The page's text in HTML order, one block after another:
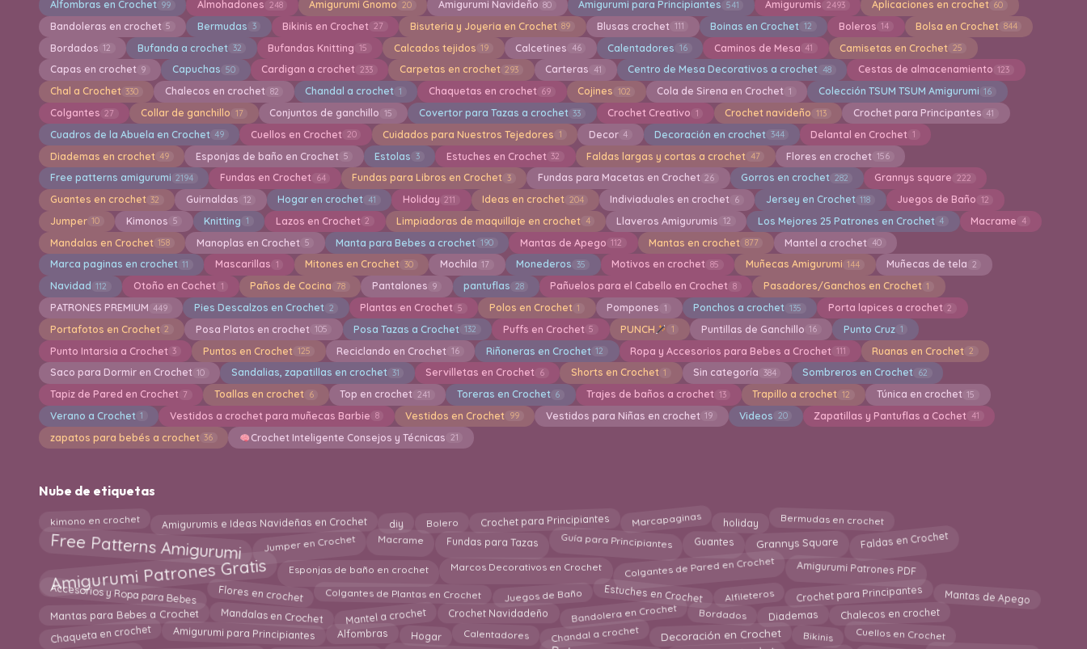
Alfombras en Crochet 99 Almohadones 248 Amigurumi Gnomo 20 Amigurumi Navideño 80 Amigurumi para Principiantes 541 Amigurumis 2493 Aplicaciones en crochet 60
Bandoleras en crochet 5 Bermudas 3 Bikinis en Crochet 27 Bisuteria y Joyeria en Crochet 89 Blusas crochet 111 Boinas en Crochet 12 Boleros 14 Bolsa en Crochet 844
Bordados 12 Bufanda a crochet 32 Bufandas Knitting 15 Calcados tejidos 19 Calcetines 46 Calentadores 16 Caminos de Mesa 41 Camisetas en Crochet 25
Capas en crochet 9 Capuchas 50 Cardigan a crochet 233 Carpetas en crochet 293 Carteras 41 Centro de Mesa Decorativos a crochet 48 Cestas de almacenamiento 123
Chal a Crochet 330 Chalecos en crochet 82 Chandal a crochet 1 Chaquetas en crochet 69 Cojines 102 Cola de Sirena en Crochet 1 Colección TSUM TSUM Amigurumi 16
Colgantes 27 Collar de ganchillo 17 Conjuntos de ganchillo 15 Covertor para Tazas a crochet 33 Crochet Creativo 1 Crochet navideño 113 Crochet para Principantes 41
Cuadros de la Abuela en Crochet 49 Cuellos en Crochet 20 Cuidados para Nuestros Tejedores 1 Decor 4 Decoración en crochet 344 Delantal en Crochet 1
Diademas en crochet 49 Esponjas de baño en Crochet 5 Estolas 3 Estuches en Crochet 32 Faldas largas y cortas a crochet 47 Flores en crochet 156
Free patterns amigurumi 2194 Fundas en Crochet 64 Fundas para Libros en Crochet 3 Fundas para Macetas en Crochet 26 Gorros en crochet 282 Grannys square 222
Guantes en crochet 32 Guirnaldas 12 Hogar en crochet 41 Holiday 211 Ideas en crochet 204 Indiviaduales en crochet 6 Jersey en Crochet 118 Juegos de Baño 12
Jumper 10 Kimonos 5 Knitting 1 Lazos en Crochet 2 Limpiadoras de maquillaje en crochet 4 Llaveros Amigurumis 12 Los Mejores 25 Patrones en Crochet 4 Macrame 4
Mandalas en Crochet 158 Manoplas en Crochet 5 Manta para Bebes a crochet 190 Mantas de Apego 112 Mantas en crochet 877 Mantel a crochet 40
Marca paginas en crochet 11 Mascarillas 1 Mitones en Crochet 30 Mochila 17 Monederos 35 Motivos en crochet 85 Muñecas Amigurumi 144 Muñecas de tela 2
Navidad 112 Otoño en Cochet 1 Paños de Cocina 78 Pantalones 9 pantuflas 28 Pañuelos para el Cabello en Crochet 8 Pasadores/Ganchos en Crochet 1
PATRONES PREMIUM 449 Pies Descalzos en Crochet 2 Plantas en Crochet 5 Polos en Crochet 1 Pompones 1 Ponchos a crochet 135 Porta lapices a crochet 2
Portafotos en Crochet 2 Posa Platos en crochet 105 Posa Tazas a Crochet 132 Puffs en Crochet 5 PUNCH 1 Puntillas de Ganchillo 16 Punto Cruz 1
Punto Intarsia a Crochet 3 Puntos en Crochet 125 Reciclando en Crochet 16 Riñoneras en Crochet 12 Ropa y Accesorios para Bebes a Crochet 111 Ruanas en Crochet 2
Saco para Dormir en Crochet 10 Sandalias, zapatillas en crochet 31 Servilletas en Crochet 6 Shorts en Crochet 1 Sin categoría 384 Sombreros en Crochet 62
Tapiz de Pared en Crochet 7 Toallas en crochet 6 Top en crochet 241 Toreras en Crochet 6 Trajes de baños a crochet 13 Trapillo a crochet 12 Túnica en crochet 15
Verano a Crochet 1 Vestidos a crochet para muñecas Barbie 8 Vestidos en Crochet 99 Vestidos para Niñas en crochet 19 Videos 20 Zapatillas y Pantuflas a Cochet 41
zapatos para bebés a crochet 36 Crochet Inteligente Consejos y Técnicas 21
Nube de etiquetas
kimono en crochet Amigurumis e Ideas Navideñas en Crochet diy Bolero Crochet para Principiantes Marcapaginas holiday Bermudas en crochet
Free Patterns Amigurumi Jumper en Crochet Macrame Fundas para Tazas Guía para Principiantes Guantes Grannys Square Faldas en Crochet
Amigurumi Patrones Gratis Esponjas de baño en crochet Marcos Decorativos en Crochet Colgantes de Pared en Crochet Amigurumi Patrones PDF
Accesorios y Ropa para Bebes Flores en crochet Colgantes de Plantas en Crochet Juegos de Baño Estuches en Crochet Alfileteros Crochet para Principantes Mantas de Apego
Mantas para Bebes a Crochet Mandalas en Crochet Mantel a crochet Crochet Navidadeño Bandolera en Crochet Bordados Diademas Chalecos en crochet
Chaqueta en crochet Amigurumi para Principiantes Alfombras Hogar Calentadores Chandal a crochet Decoración en Crochet Bikinis Cuellos en Crochet